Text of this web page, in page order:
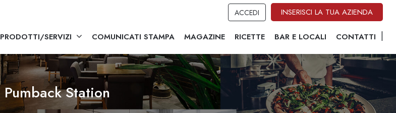
ACCEDI INSERISCI LA TUA AZIENDA
PRODOTTI/SERVIZI COMUNICATI STAMPA MAGAZINE RICETTE BAR E LOCALI CONTATTI
Pumback Station